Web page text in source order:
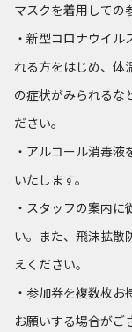
マスクを着用しての
・新型コロナウイ
れる方をはじめ、
の症状がみられるな
ださい。
・アルコール消毒
いたします。
・スタッフの案内
い。また、飛沫拡散
えください。
・参加券を複数枚
お願いする場合がご